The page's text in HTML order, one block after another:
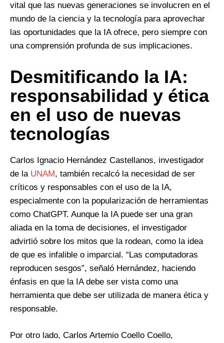
vital que las nuevas generaciones se involucren en el
mundo de la ciencia y la tecnología para aprovechar
las oportunidades que la IA ofrece, pero siempre con
una comprensión profunda de sus implicaciones.
Desmitificando la IA:
responsabilidad y ética
en el uso de nuevas
tecnologías
Carlos Ignacio Hernández Castellanos, investigador
de la UNAM, también recalcó la necesidad de ser
críticos y responsables con el uso de la IA,
especialmente con la popularización de herramientas
como ChatGPT. Aunque la IA puede ser una gran
aliada en la toma de decisiones, el investigador
advirtió sobre los mitos que la rodean, como la idea
de que es infalible o imparcial. “Las computadoras
reproducen sesgos”, señaló Hernández, haciendo
énfasis en que la IA debe ser vista como una
herramienta que debe ser utilizada de manera ética y
responsable.
Por otro lado, Carlos Artemio Coello Coello,